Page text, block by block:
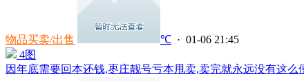
物品买卖/出售 ℃ · 01-06 21:45
4图
因年底需要回本还钱,枣庄靓号亏本甩卖,卖完就永远没有这